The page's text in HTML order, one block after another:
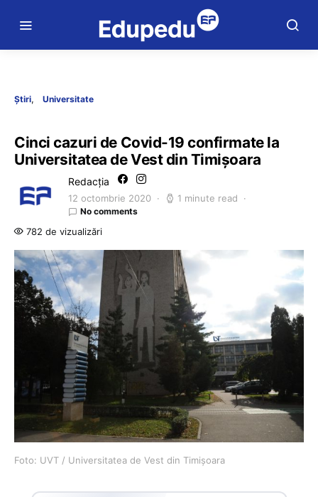
Știri Universitate
Cinci cazuri de Covid-19 confirmate la
Universitatea de Vest din Timișoara
Redacția
12 octombrie 2020 1 minute read
No comments
782 de vizualizări
Foto: UVT / Universitatea de Vest din Timișoara